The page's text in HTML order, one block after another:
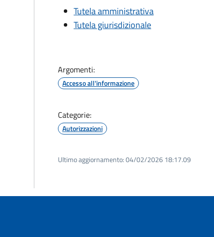
Tutela amministrativa
Tutela giurisdizionale
Argomenti:
Accesso all'informazione
Categorie:
Autorizzazioni
Ultimo aggiornamento:04/02/2026 18:17.09